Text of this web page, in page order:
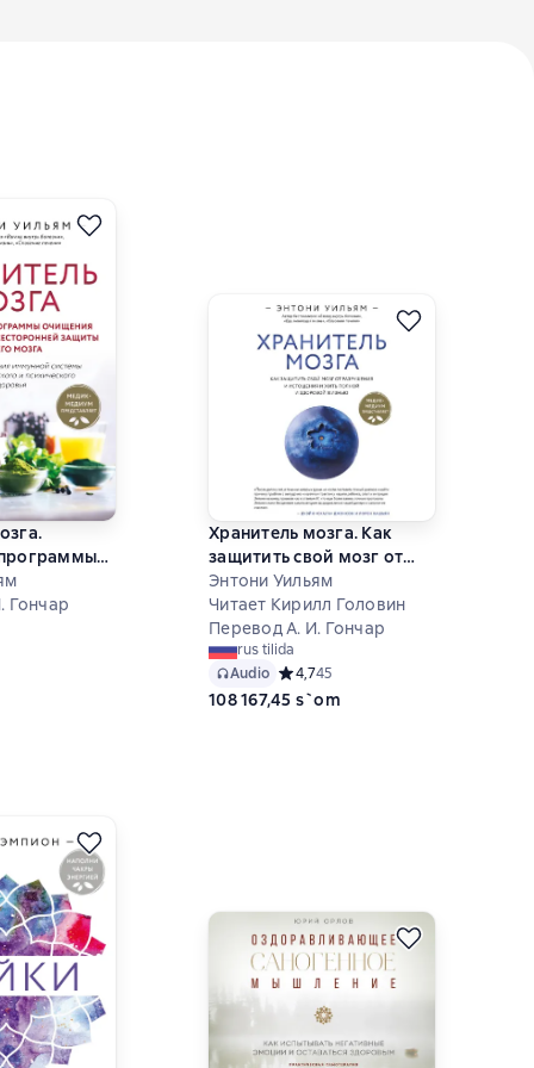
для
защиты
Гончар
рейтинг 5 на основе 15 оценок
Хранитель мозга. Как
защитить свой мозг от
разрушения и истощения
и жить полной и здоровой
жизнью
Энтони Уильям
Читает Кирилл Головин
Перевод А. И. Гончар
rus tilida
Audio Средний рейтинг 4,7 на основе 45
4,745
108 167,45 s`om